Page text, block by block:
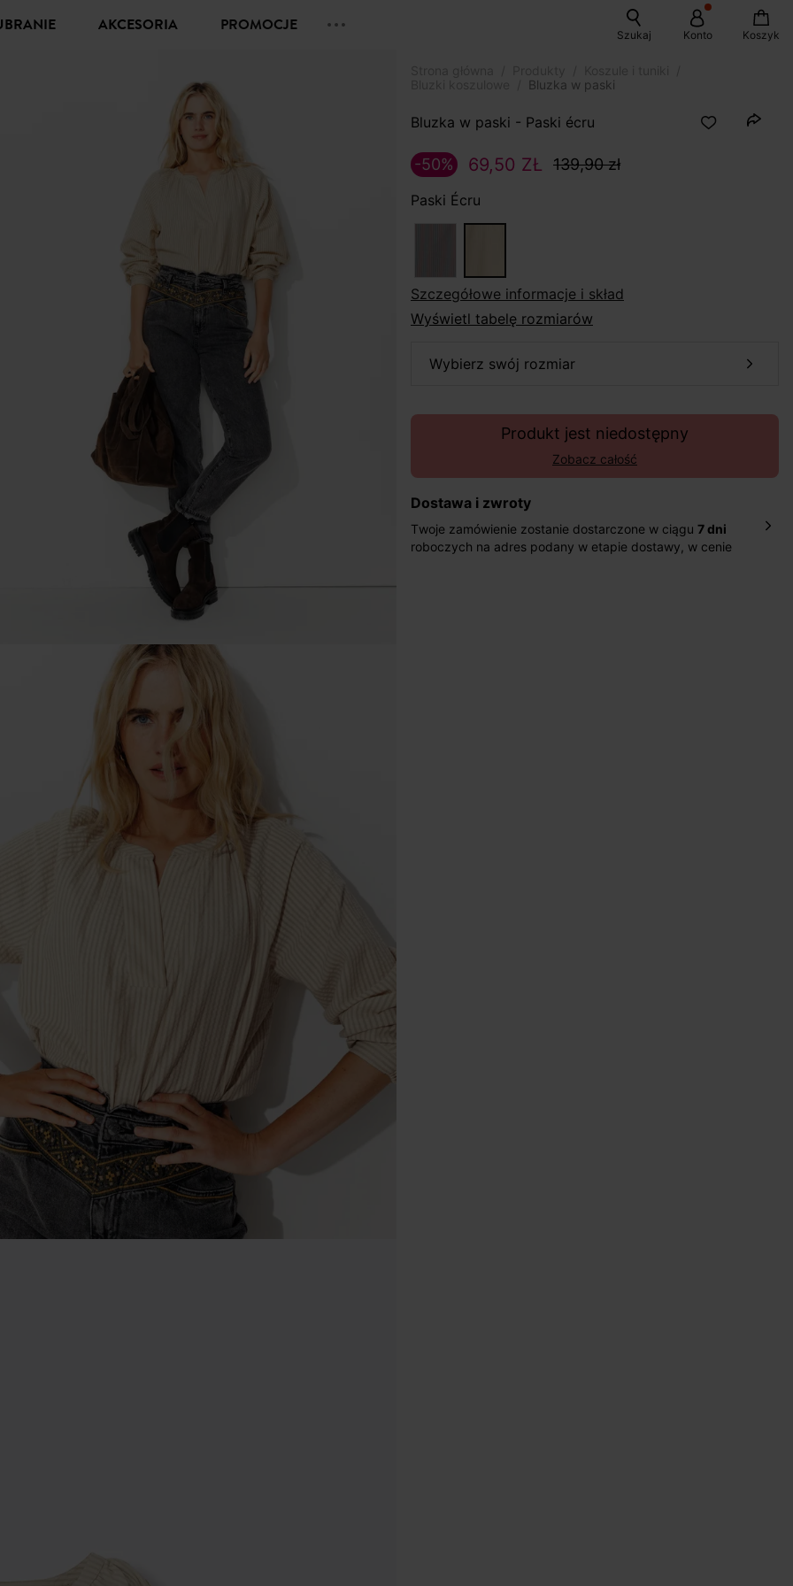
UBRANIE AKCESORIA PROMOCJE Szukaj Konto Koszyk
Bluzka w paski
Bluzka w paski - Paski écru
69,50 ZŁ 139,90 zł
-50%
Paski Écru
szczegółowe informacje i skład
Wyświetl tabelę rozmiarów
wybierz swój rozmiar
Produkt jest niedostępny
Zobacz całość
Dostawa i zwroty
Twoje zamówienie zostanie dostarczone w ciągu 7 dni
roboczych na adres podany w etapie dostawy, w cenie